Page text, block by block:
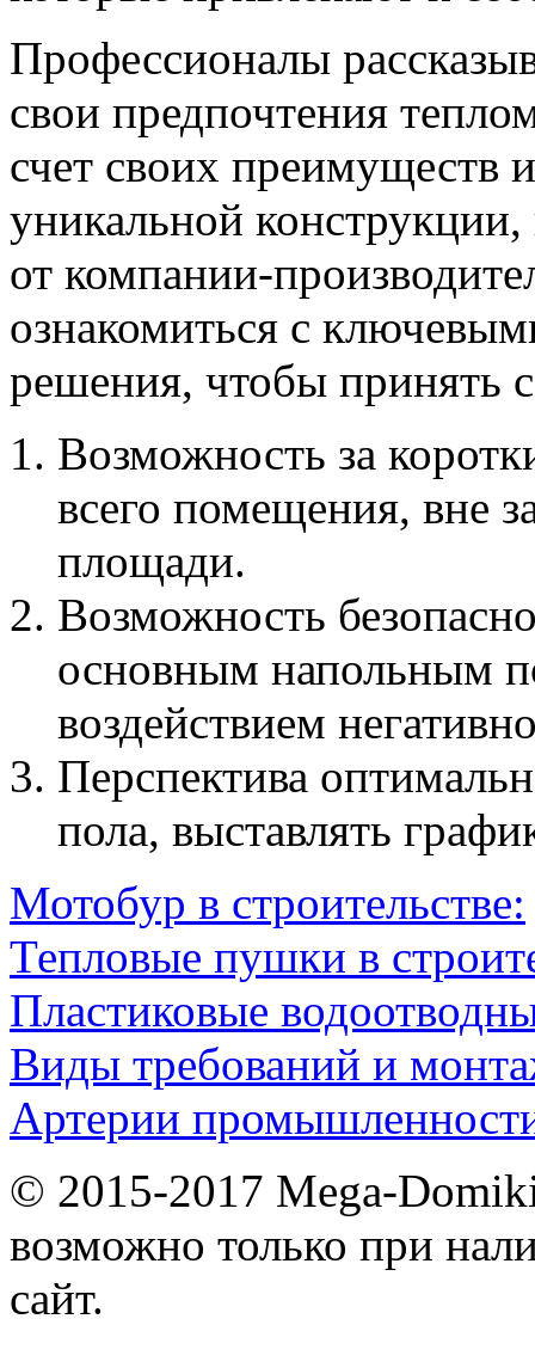
Профессионалы
свои предпочтения
счет своих преимуществ
уникальной
от компании-
ознакомиться с
решения, чтобы принять
Возможность за
всего помещения, вне
площади.
Возможность
основным напольным
воздействием
Перспектива
пола, выставлять
Мотобур в строительстве:
Тепловые пушки в
Пластиковые
Виды требований и
Артерии
© 2015-2017 Mega-
возможно только при
сайт.